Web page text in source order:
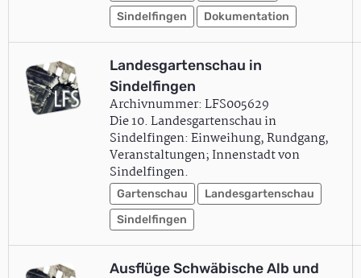
Sindelfingen
Dokumentation
Landesgartenschau in
Sindelfingen
Archivnummer: LFS005629
Die 10. Landesgartenschau in
Sindelfingen: Einweihung, Rundgang,
Veranstaltungen; Innenstadt von
Sindelfingen.
Gartenschau
Landesgartenschau
Sindelfingen
Ausflüge Schwäbische Alb und